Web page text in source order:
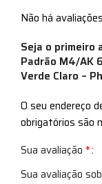
Não há
Seja o primeiro
Padrão M4/AK
Verde Claro –
O seu endereço
obrigatórios são
Sua avaliação *
Sua avaliação